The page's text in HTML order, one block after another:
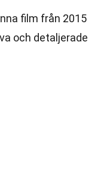
film från 2015
och detaljerade